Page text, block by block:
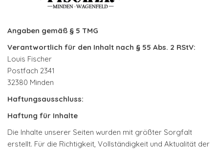
Angaben gemäß § 5 TMG
Verantwortlich für den Inhalt nach § 55 Abs. 2 RStV:
Louis Fischer
Postfach 2341
32380 Minden
Haftungsausschluss:
Haftung für Inhalte
Die Inhalte unserer Seiten wurden mit größter Sorgfalt
erstellt. Für die Richtigkeit, Vollständigkeit und Aktualität der